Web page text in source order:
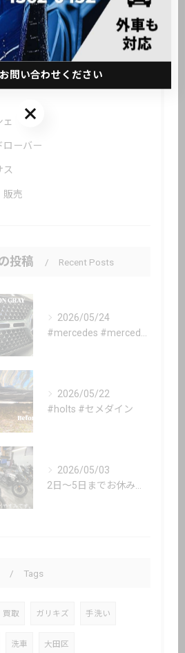
リー Categories
カテゴリー
デス・ベンツ
ェ
ローバー
ス
販売
投稿 Recent Posts
2026/05/24
2026/05/22
#holts #セメダイン
2026/05/03
Tags
買取 ガリキズ 手洗い
洗車 大田区
問い合わせください
問い合わせください